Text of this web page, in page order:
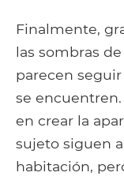
Finalmente,
las sombras
parecen
se
en crear la
sujeto siguen
habitación,